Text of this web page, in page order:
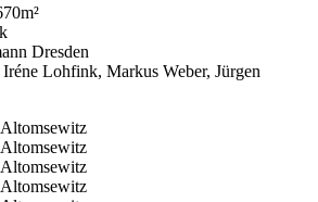
Dresden
Lohfink, Markus Weber, Jürgen